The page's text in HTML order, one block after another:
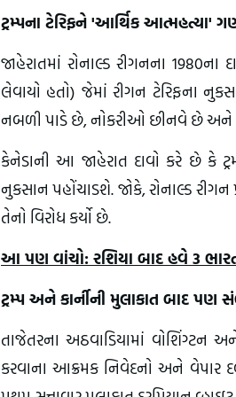
ટ્રમ્પના ટેરિફને 'આર્થિક આત્મહત્યા'
જાહેરાતમાં રોનાલ્ડ રીગનના
લેવાયો હતો) જેમાં રીગન ટેરિફના
નબળી પાડે છે, નોકરીઓ છીનવે છે અને
કેનેડાની આ જાહેરાત દાવો કરે છે કે
નુકસાન પહોંચાડશે. જોકે, રોનાલ્ડ
તેનો વિરોધ કર્યો છે.
આ પણ વાંચો: રશિયા બાદ હવે 3
ટ્રમ્પ અને કાર્નીની મુલાકાત બાદ પણ
તાજેતરના અઠવાડિયામાં વોશિંગ્ટન
કરવાના આક્રમક નિવેદનો અને વેપાર